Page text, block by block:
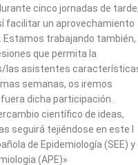
cinco jornadas de
facilitar un aprovechamiento
trabajando también,
que permita la
las asistentes
semanas, os iremos
dicha participación.
científico de ideas,
seguirá tejiéndose en este I
de Epidemiología (SEE) y
(APE)»